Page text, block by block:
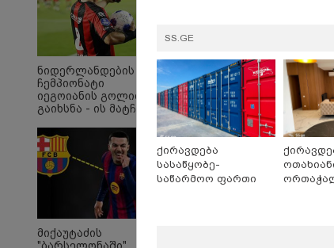
ნიდერლანდების
ჩემპიონატი
იეგოიანის გოლით
გაიხსნა - ის მატჩის
მიქაუტაძის
SS.GE
ქირავდება
სასაწყობე-
საწარმოო ფართი